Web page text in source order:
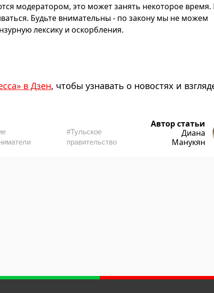
модератором, это может занять некоторое
Будьте внимательны - по закону мы не можем
лексику и оскорбления.
в Дзен, чтобы узнавать о новостях и
#Тульское
правительство
Автор статьи
Диана
Манукян